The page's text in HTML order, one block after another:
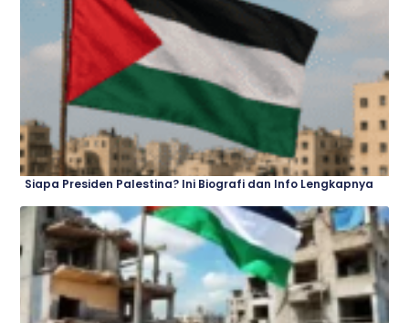
Siapa Presiden Palestina? Ini Biografi dan Info Lengkapnya